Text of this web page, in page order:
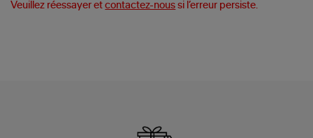
Veuillez réessayer etcontactez-nous si l’erreur persiste.